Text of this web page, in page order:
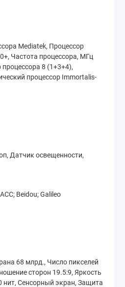
и оптической
захватывает
создавая четкие и
ночью.
50 Мпс 5-кратным
позволяет приближать
для
объектив 12
все, что не
ракурса — от
фото.
в разрешении 8K, а
с частотой 960
творческий простор
Фронтальная
Mediatek, Процессор
Частота процессора, МГц
8 (1+3+4),
процессор Immortalis-
Датчик освещенности,
Beidou; Galileo
68 млрд., Число пикселей
сторон 19.5:9, Яркость
нит, Сенсорный экран, Защита